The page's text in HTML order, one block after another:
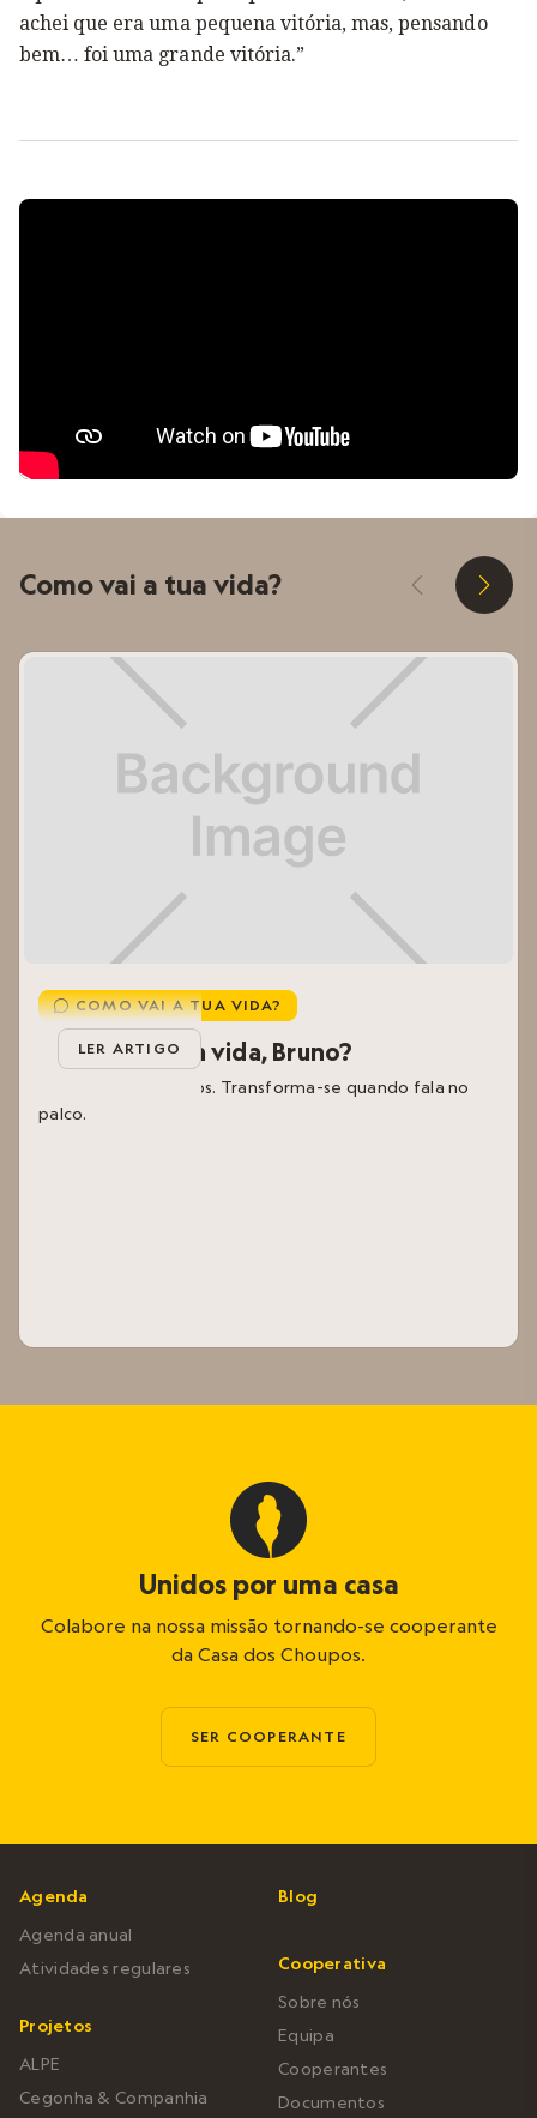
achei que era uma pequena vitória, mas, pensando
bem… foi uma grande vitória.”
Como vai a tua vida? D E
 COMO VAI A TUA VIDA?
Como vai a tua vida, Bruno?
O Bruno tem 30 anos. Transforma-se quando fala no
palco.
LER ARTIGO
Unidos por uma casa
Colabore na nossa missão tornando-se cooperante
da Casa dos Choupos.
SER COOPERANTE
Agenda
Agenda anual
Atividades regulares
Projetos
ALPE
Cegonha & Companhia
Blog
Cooperativa
Sobre nós
Equipa
Cooperantes
Documentos